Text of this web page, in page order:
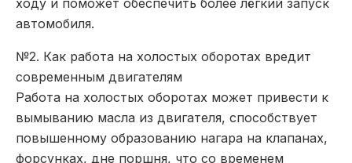
автомобиля.
№2. Как работа на холостых оборотах вредит
современным двигателям
Работа на холостых оборотах может привести к
вымыванию масла из двигателя, способствует
повышенному образованию нагара на клапанах,
форсунках, дне поршня, что со временем